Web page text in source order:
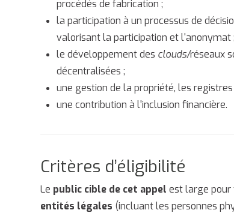
procédés de fabrication ;
la participation à un processus de
valorisant la participation et l'anonymat ;
le développement des clouds/réseaux
décentralisées ;
une gestion de la propriété, les
une contribution à l'inclusion financière.
Critères d’éligibilité
Le public cible de cet appel est large pour
entités légales (incluant les personnes